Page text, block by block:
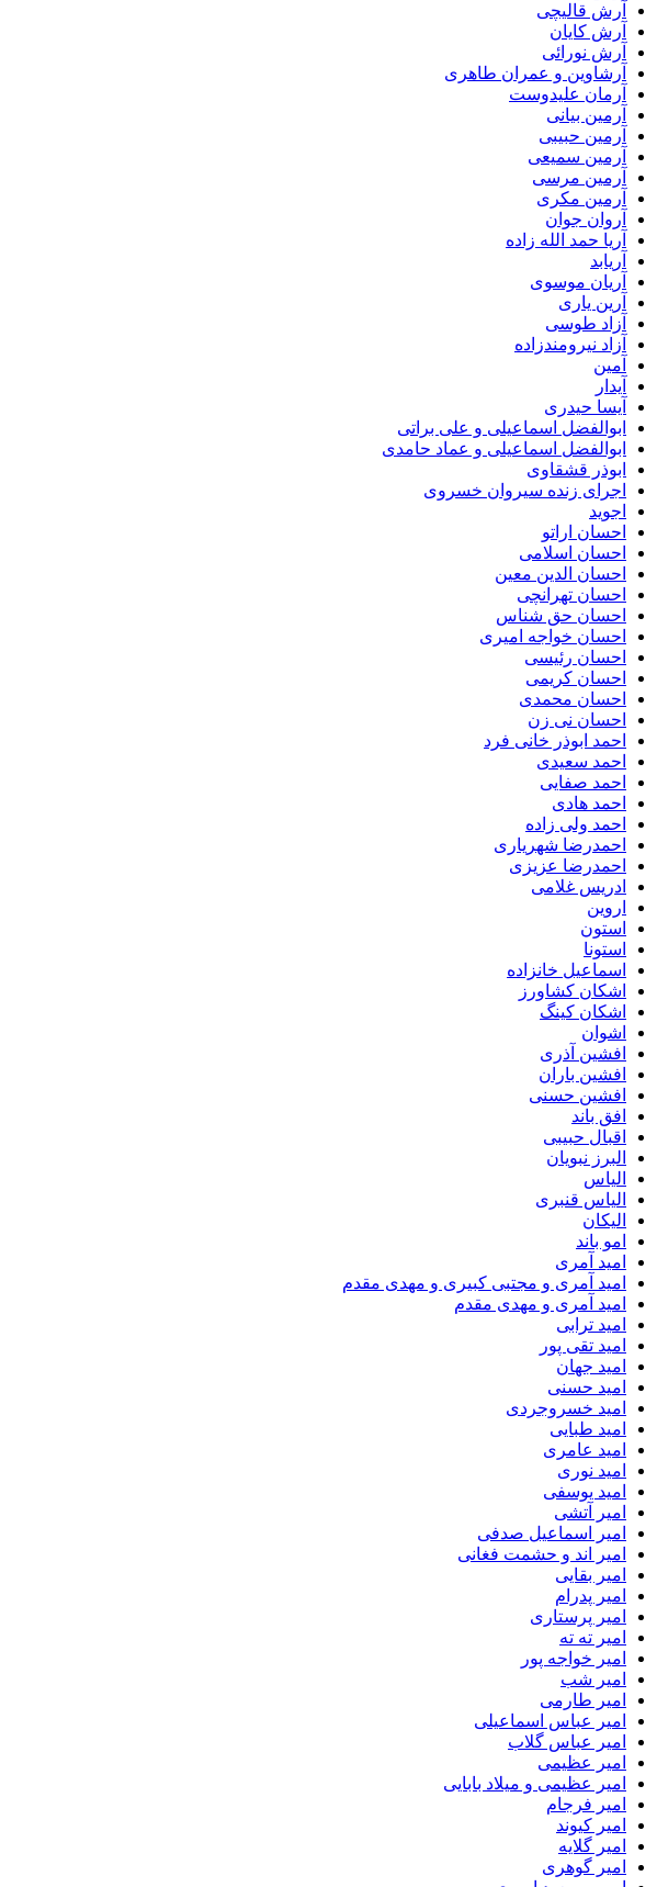
آرش قالیچی
آرش کایان
آرش نورائی
آرشاوین و عمران طاهری
آرمان علیدوست
آرمین بیانی
آرمین حبیبی
آرمین سمیعی
آرمین مرسی
آرمین مکری
آروان جوان
آریا حمد الله زاده
آریابد
آریان موسوی
آرین یاری
آزاد طوسی
آزاد نیرومندزاده
آمین
آیدار
آیسا حیدری
ابوالفضل اسماعیلی و علی براتی
ابوالفضل اسماعیلی و عماد حامدی
ابوذر قشقاوی
اجرای زنده سیروان خسروی
اجوید
احسان اراتو
احسان اسلامی
احسان الدین معین
احسان تهرانچی
احسان حق شناس
احسان خواجه امیری
احسان رئیسی
احسان کریمی
احسان محمدی
احسان نی زن
احمد ابوذر خانی فرد
احمد سعیدی
احمد صفایی
احمد هادی
احمد ولی زاده
احمدرضا شهریاری
احمدرضا عزیزی
ادریس غلامی
اروین
استون
استونا
اسماعیل خانزاده
اشکان کشاورز
اشکان کینگ
اشوان
افشین آذری
افشین باران
افشین حسنی
افق باند
اقبال حبیبی
البرز نبویان
الیاس
الیاس قنبرى
الیکان
امو باند
امید آمری
امید آمری و مجتبی کبیری و مهدى مقدم
امید آمری و مهدی مقدم
امید ترابی
امید تقی پور
امید جهان
امید حسنی
امید خسروجردی
امید طبایی
امید عامری
امید نوری
امید یوسفی
امیر آتشی
امیر اسماعیل صدفی
امیر اند و حشمت فغانی
امیر بقایی
امیر پدرام
امیر پرستاری
امیر ته ته
امیر خواجه پور
امیر شب
امیر طارمی
امیر عباس اسماعیلی
امیر عباس گلاب
امیر عظیمی
امیر عظیمی و میلاد بابایی
امیر فرجام
امیر کیوند
امیر گلایه
امیر گوهری